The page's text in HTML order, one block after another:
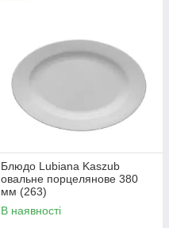
Блюдо Lubiana Kaszub
овальне порцелянове 380
мм (263)
В наявності